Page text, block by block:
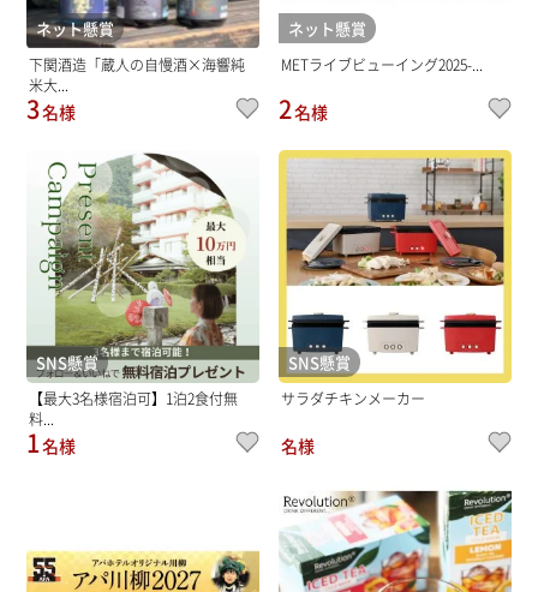
ネット懸賞
下関酒造「蔵人の自慢酒×海響純
米大...
3名様
ネット懸賞
METライブビューイング2025-...
2名様
SNS懸賞
【最大3名様宿泊可】1泊2食付無
料...
1名様
SNS懸賞
サラダチキンメーカー
名様